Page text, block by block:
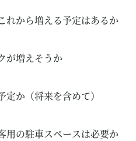
れから増える予定はあるか
が増えそうか
か（将来を含めて）
用の駐車スペースは必要か